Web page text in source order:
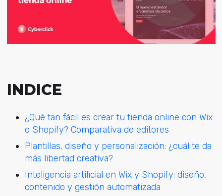
INDICE
¿Qué tan fácil es crear tu tienda online con Wix
o Shopify? Comparativa de editores
Plantillas, diseño y personalización: ¿cuál te da
más libertad creativa?
Inteligencia artificial en Wix y Shopify: diseño,
contenido y gestión automatizada